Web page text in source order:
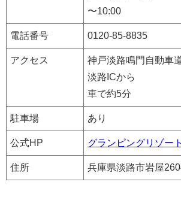
〜10:00
電話番号 0120-85-8835
アクセス
神戸淡路鳴門自動車
淡路ICから
車で約5分
駐車場 あり
公式HP グランピングリゾート
住所 兵庫県淡路市岩屋